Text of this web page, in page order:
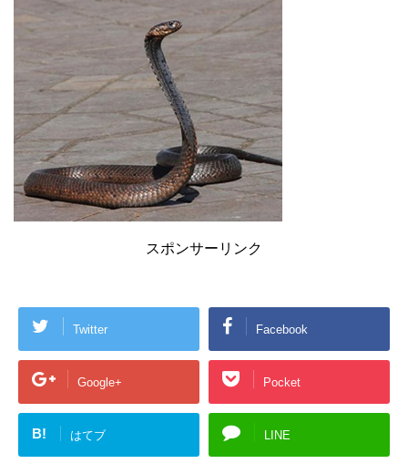
スポンサーリンク
Twitter Facebook
Google+ Pocket
B! はてブ LINE